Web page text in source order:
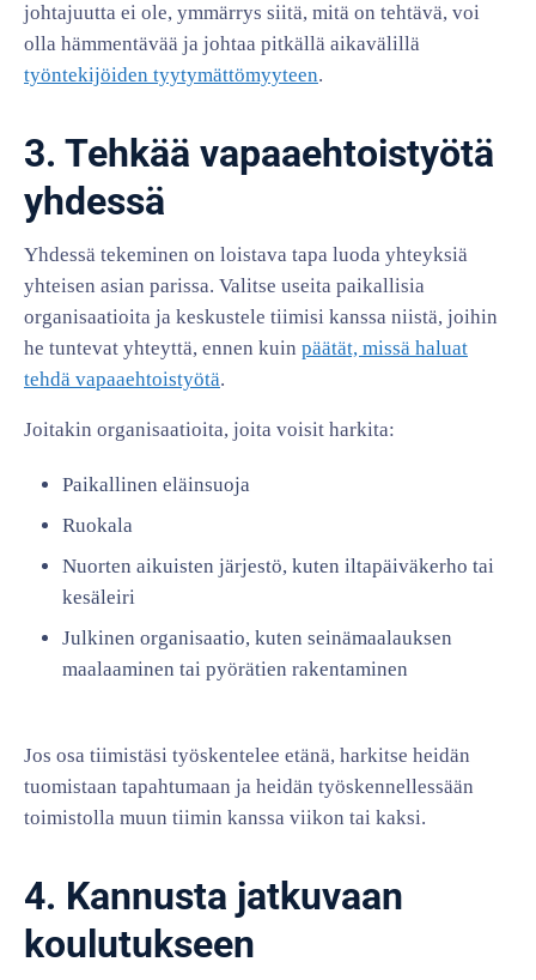
johtajuutta ei ole, ymmärrys siitä, mitä on tehtävä, voi
olla hämmentävää ja johtaa pitkällä aikavälillä
työntekijöiden tyytymättömyyteen.
3. Tehkää vapaaehtoistyötä
yhdessä
Yhdessä tekeminen on loistava tapa luoda yhteyksiä
yhteisen asian parissa. Valitse useita paikallisia
organisaatioita ja keskustele tiimisi kanssa niistä, joihin
he tuntevat yhteyttä, ennen kuin päätät, missä haluat
tehdä vapaaehtoistyötä.
Joitakin organisaatioita, joita voisit harkita:
Paikallinen eläinsuoja
Ruokala
Nuorten aikuisten järjestö, kuten iltapäiväkerho tai
kesäleiri
Julkinen organisaatio, kuten seinämaalauksen
maalaaminen tai pyörätien rakentaminen
Jos osa tiimistäsi työskentelee etänä, harkitse heidän
tuomistaan tapahtumaan ja heidän työskennellessään
toimistolla muun tiimin kanssa viikon tai kaksi.
4. Kannusta jatkuvaan
koulutukseen